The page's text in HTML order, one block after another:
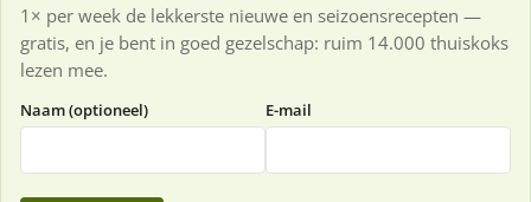
1× per week de lekkerste nieuwe en seizoensrecepten —
gratis, en je bent in goed gezelschap: ruim 14.000 thuiskoks
lezen mee.
Naam (optioneel) E-mail